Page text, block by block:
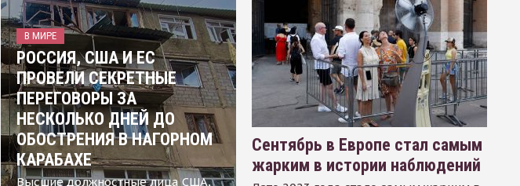
В МИРЕ
РОССИЯ, США И ЕС
ПРОВЕЛИ СЕКРЕТНЫЕ
ПЕРЕГОВОРЫ ЗА
НЕСКОЛЬКО ДНЕЙ ДО
ОБОСТРЕНИЯ В НАГОРНОМ
КАРАБАХЕ
Высшие должностные лица США,
Сентябрь в Европе стал самым
жарким в истории наблюдений